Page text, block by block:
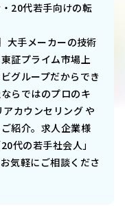
20代若手向けの転
大手メーカーの技術
証プライム市場上
グループだからでき
らではのプロのキ
カウンセリング や
紹介。求人企業様
代の若手社会人」
気軽にご相談くださ